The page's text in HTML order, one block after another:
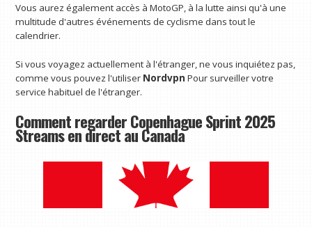
Vous aurez également accès à MotoGP, à la lutte ainsi qu'à une
multitude d'autres événements de cyclisme dans tout le
calendrier.
Si vous voyagez actuellement à l'étranger, ne vous inquiétez pas,
comme vous pouvez l'utiliser Nordvpn Pour surveiller votre
service habituel de l'étranger.
Comment regarder Copenhague Sprint 2025
Streams en direct au Canada